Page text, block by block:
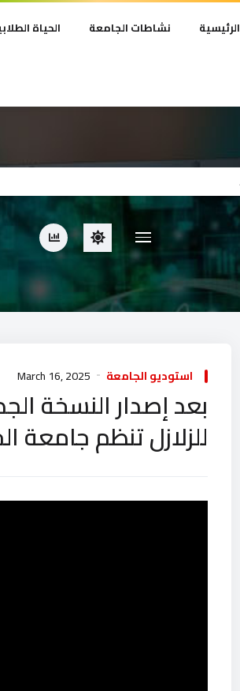
الرئيسية نشاطات الجامعة الحياة
استوديو الجامعة March 16, 2025
بعد إصدار النسخة
للزلازل تنظم جامعة